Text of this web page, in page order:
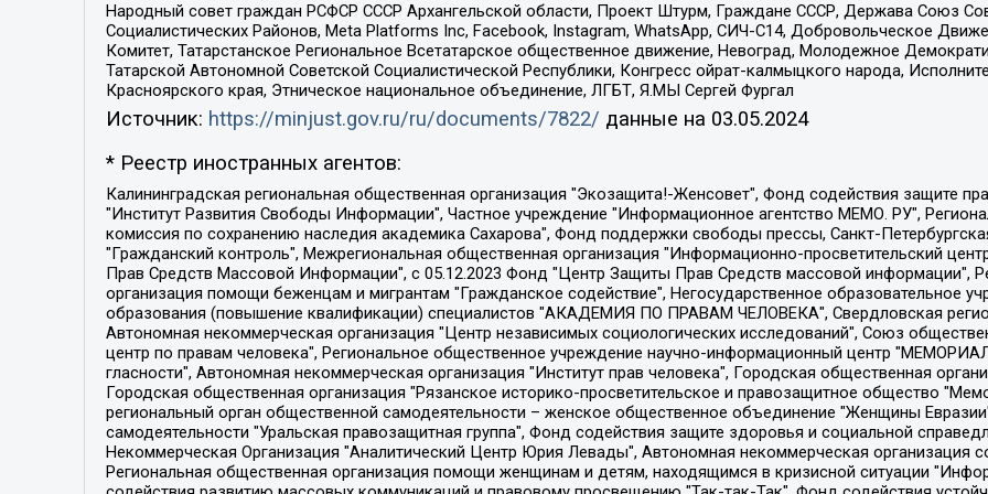
Народный совет граждан РСФСР СССР Архангельской области, Проект Штурм, Граждане СССР, Держава Союз
Социалистических Районов, Meta Platforms Inc, Facebook, Instagram, WhatsApp, СИЧ-С14, Добровольческое
Комитет, Татарстанское Региональное Всетатарское общественное движение, Невоград, Молодежное
Татарской Автономной Советской Социалистической Республики, Конгресс ойрат-калмыцкого народа,
Красноярского края, Этническое национальное объединение, ЛГБТ, Я.МЫ Сергей Фургал
Источник: https://minjust.gov.ru/ru/documents/7822/ данные на 03.05.2024
* Реестр иностранных агентов:
Калининградская региональная общественная организация "Экозащита!-Женсовет", Фонд содействия защите прав и свобод граждан "Общественный вердикт", Фонд "Институт Развития Свободы Информации", Частное учреждение "Информационное агентство МЕМО. РУ", Региональная общественная организация "Общественная комиссия по сохранению наследия академика Сахарова", Фонд поддержки свободы прессы, Санкт-Петербургская общественная правозащитная организация "Гражданский контроль", Межрегиональная общественная организация "Информационно-просветительский центр "Мемориал", Региональный Фонд "Центр Защиты Прав Средств Массовой Информации", с 05.12.2023 Фонд "Центр Защиты Прав Средств массовой информации", Региональная общественная благотворительная организация помощи беженцам и мигрантам "Гражданское содействие", Негосударственное образовательное учреждение дополнительного профессионального образования (повышение квалификации) специалистов "АКАДЕМИЯ ПО ПРАВАМ ЧЕЛОВЕКА", Свердловская региональная общественная организация "Сутяжник", Автономная некоммерческая организация "Центр независимых социологических исследований", Союз общественных объединений "Российский исследовательский центр по правам человека", Региональное общественное учреждение научно-информационный центр "МЕМОРИАЛ", Некоммерческая организация "Фонд защиты гласности", Автономная некоммерческая организация "Институт прав человека", Городская общественная организация "Екатеринбургское общество "МЕМОРИАЛ", Городская общественная организация "Рязанское историко-просветительское и правозащитное общество "Мемориал" (Рязанский Мемориал), Челябинский региональный орган общественной самодеятельности – женское общественное объединение "Женщины Евразии", Челябинский региональный орган общественной самодеятельности "Уральская правозащитная группа", Фонд содействия защите здоровья и социальной справедливости имени Андрея Рылькова, Автономная Некоммерческая Организация "Аналитический Центр Юрия Левады", Автономная некоммерческая организация социальной поддержки населения "Проект Апрель", Региональная общественная организация помощи женщинам и детям, находящимся в кризисной ситуации "Информационно-методический центр "Анна", Фонд содействия развитию массовых коммуникаций и правовому просвещению "Так-так-Так", Фонд содействия устойчивому развитию "Серебряная тайга", Свердловский региональный общественный фонд социальных проектов "Новое время", "Idel.Реалии", Кавказ.Реалии, Крым.Реалии, Телеканал Настоящее Время, Татаро-башкирская служба Радио Свобода (Azatliq Radiosi), Радио Свободная Европа/Радио Свобода (PCE/PC), "Сибирь.Реалии", "Фактограф", Благотворительный фонд помощи осужденным и их семьям, Автономная некоммерческая организация "Институт глобализации и социальных движений", Фонд "В защиту прав заключенных", Частное учреждение "Центр поддержки и содействия развитию средств массовой информации", Пензенский региональный общественный благотворительный фонд "Гражданский союз", "Север.Реалии", Некоммерческая организация Фонд "Правовая инициатива", Общество с ограниченной ответственностью "Радио Свободная Европа/Радио Свобода", Чешское информационное агентство "MEDIUM-ORIENT", Красноярская региональная общественная организация "Мы против СПИДа", Камалягин Денис Николаевич, Маркелов Сергей Евгеньевич, Пономарев Лев Александрович, Савицкая Людмила Алексеевна, Автономная некоммерческая организация "Центр по работе с проблемой насилия "НАСИЛИЮ.НЕТ", Межрегиональный профессиональный союз работников здравоохранения "Альянс врачей", Юридическое лицо, зарегистрированное в Латвийской Республике, SIA "Medusa Project" (регистрационный номер 40103797863, дата регистрации 10.06.2014), Некоммерческая организация "Фонд по борьбе с коррупцией", Автономная некоммерческая организация "Институт права и публичной политики", Баданин Роман Сергеевич, Гликин Максим Александрович, Железнова Мария Михайловна, Лукьянова Юлия Сергеевна, Маетная Елизавета Витальевна, Маняхин Петр Борисович, Чуракова Ольга Владимировна, Ярош Юлия Петровна, Юридическое лицо "The Insider SIA", зарегистрированное в Риге, Латвийская Республика (дата регистрации 26.06.2015), являющееся администратором доменного имени интернет-издания "The Insider SIA", https://theins.ru, Постернак Алексей Евгеньевич, Рубин Михаил Аркадьевич, Анин Роман Александрович, Юридическое лицо Istories fonds, зарегистрированное в Латвийской Республике (регистрационный номер 50008295751, дата регистрации 24.02.2020), Великовский Дмитрий Александрович, Долинина Ирина Николаевна, Мароховская Алеся Алексеевна, Шлейнов Роман Юрьевич, Шмагун Олеся Валентиновна, Общество с ограниченной ответственностью "Альтаир 2021", Общество с ограниченной ответственностью "Вега 2021", Общество с ограниченной ответственностью "Главный редактор 2021", Общество с ограниченной ответственностью "Ромашки монолит", Важенков Артем Валерьевич, Ивановская областная общественная организация "Центр гендерных исследований", Гурман Юрий Альбертович, Медиапроект "ОВД-Инфо", Егоров Владимир Владимирович, Жилинский Владимир Александрович, Общество с ограниченной ответственностью "ЗП", Иванова София Юрьевна, Карезина Инна Павловна, Кильтау Екатерина Викторовна, Петров Алексей Викторович, Пискунов Сергей Евгеньевич, Смирнов Сергей Сергеевич, Тихонов Михаил Сергеевич, Общество с ограниченной ответственностью "ЖУРНАЛИСТ-ИНОСТРАННЫЙ АГЕНТ", Арапова Галина Юрьевна, Вольтская Татьяна Анатольевна, Американская компания "Mason G.E.S. Anonymous Foundation" (США), являющаяся владельцем интернет-издания https://mnews.world/, Компания "Stichting Bellingcat", зарегистрированная в Нидерландах (дата регистрации 11.07.2018), Захаров Андрей Вячеславович, Клепиковская Екатерина Дмитриевна, Общество с ограниченной ответственностью "МЕМО", Перл Роман Александрович, Симонов Евгений Алексеевич, Соловьева Елена Анатольевна, Сотников Даниил Владимирович, Сурначева Елизавета Дмитриевна, Автономная некоммерческая организация по защите прав человека и информированию населения "Якутия – Наше Мнение", Общество с ограниченной ответственностью "Москоу диджитал медиа", с 26.01.2023 Общество с ограниченной ответственностью "Чайка Белые сады", Ветошкина Валерия Валерьевна, Заговора Максим Александрович, Межрегиональное общественное движение "Российская ЛГБТ - сеть", Оленичев Максим Владимирович, Павлов Иван Юрьевич, Скворцова Елена Сергеевна, Общество с ограниченной ответственностью "Как бы инагент", Кочетков Игорь Викторович, Общество с ограниченной ответственностью "Честные выборы", Еланчик Олег Александрович, Общество с ограниченной ответственностью "Нобелевский призыв", Гималова Регина Эмилевна, Григорьев Андрей Валерьевич, Григорьева Алина Александровна, Ассоциация по содействию защите прав призывников, альтернативнослужащих и военнослужащих "Правозащитная группа